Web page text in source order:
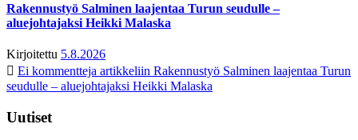
Rakennustyö Salminen laajentaa Turun seudulle –
aluejohtajaksi Heikki Malaska
Kirjoitettu 5.8.2026
Ei kommentteja artikkeliin Rakennustyö Salminen laajentaa Turun
seudulle – aluejohtajaksi Heikki Malaska
Uutiset